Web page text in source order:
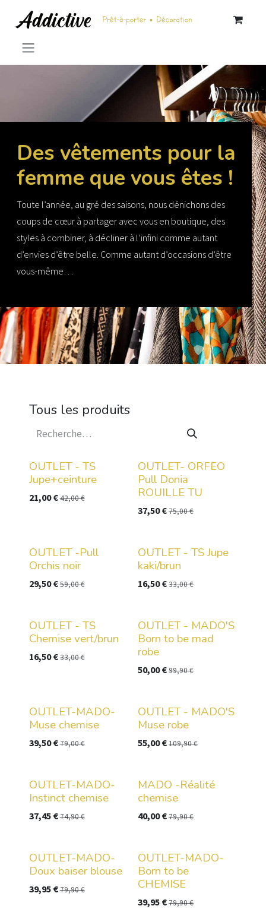
Des vêtements pour la
femme que vous êtes !
Toute l’année, au gré des saisons, nous dénichons des
coups de cœur à partager avec vous en boutique, des
styles à combiner, à décliner à l’infini comme autant
d’envies d’être belle. Comme autant d’occasions d’être
vous-même…
Tous les produits
OUTLET - TS
Jupe+ceinture
21,00€42,00€
OUTLET- ORFEO
Pull Donia
ROUILLE TU
37,50€75,00€
OUTLET -Pull
Orchis noir
29,50€59,00€
OUTLET - TS Jupe
kaki/brun
16,50€33,00€
OUTLET - TS
Chemise vert/brun
16,50€33,00€
OUTLET - MADO'S
Born to be mad
robe
50,00€99,90€
OUTLET-MADO-
Muse chemise
39,50€79,00€
OUTLET - MADO'S
Muse robe
55,00€109,90€
OUTLET-MADO-
Instinct chemise
37,45€74,90€
MADO -Réalité
chemise
40,00€79,90€
OUTLET-MADO-
Doux baiser blouse
39,95€79,90€
OUTLET-MADO-
Born to be
CHEMISE
39,95€79,90€